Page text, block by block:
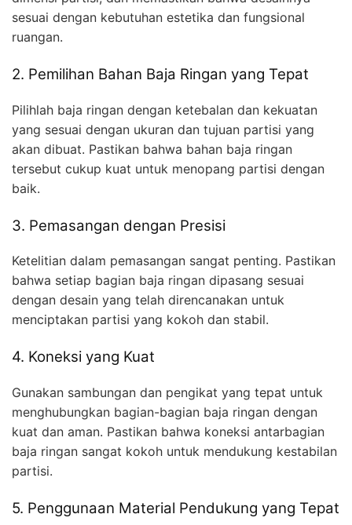
sesuai dengan kebutuhan estetika dan fungsional
ruangan.
2. Pemilihan Bahan Baja Ringan yang Tepat
Pilihlah baja ringan dengan ketebalan dan kekuatan
yang sesuai dengan ukuran dan tujuan partisi yang
akan dibuat. Pastikan bahwa bahan baja ringan
tersebut cukup kuat untuk menopang partisi dengan
baik.
3. Pemasangan dengan Presisi
Ketelitian dalam pemasangan sangat penting. Pastikan
bahwa setiap bagian baja ringan dipasang sesuai
dengan desain yang telah direncanakan untuk
menciptakan partisi yang kokoh dan stabil.
4. Koneksi yang Kuat
Gunakan sambungan dan pengikat yang tepat untuk
menghubungkan bagian-bagian baja ringan dengan
kuat dan aman. Pastikan bahwa koneksi antarbagian
baja ringan sangat kokoh untuk mendukung kestabilan
partisi.
5. Penggunaan Material Pendukung yang Tepat